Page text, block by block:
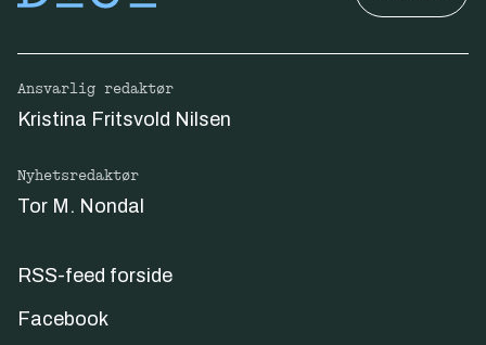
Ansvarlig redaktør
Kristina Fritsvold Nilsen
Nyhetsredaktør
Tor M. Nondal
RSS-feed forside
Facebook